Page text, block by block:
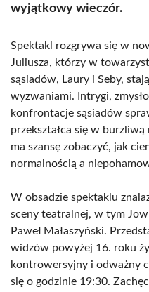
wyjątkowy wieczór.
Spektakl rozgrywa się w
Juliusza, którzy w
sąsiadów, Laury i Seby,
wyzwaniami. Intrygi,
konfrontacje sąsiadów
przekształca się w
ma szansę zobaczyć, jak
normalnością a
W obsadzie spektaklu
sceny teatralnej, w tym
Paweł Małaszyński.
widzów powyżej 16. roku
kontrowersyjny i odważny
się o godzinie 19:30.